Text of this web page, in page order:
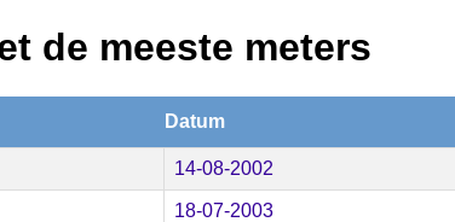
de meeste meters
Datum
14-08-2002
18-07-2003